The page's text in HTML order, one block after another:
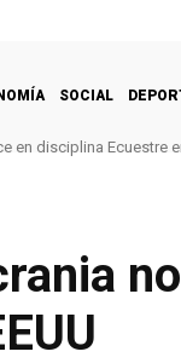
SOCIAL
en disciplina Ecuestre